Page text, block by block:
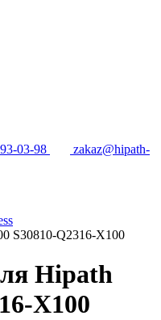
03-98
zakaz@hipath-
S30810-Q2316-X100
Hipath
X100